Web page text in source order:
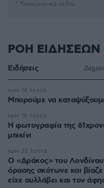
* Υποχρεωτικά πεδία
ΡΟΗ ΕΙΔΗΣΕΩΝ
Ειδήσεις
Μπορούμε να
πριν 14 λεπτά
Η φωτογραφία της
μπικίνι
πριν 16 λεπτά
Ο «Δράκος» του
όρασης σκότωνε και
είχε συλλάβει και τον
πριν 22 λεπτά